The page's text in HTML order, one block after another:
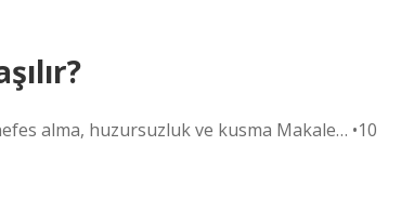
alma, huzursuzluk ve kusma Makale… •10